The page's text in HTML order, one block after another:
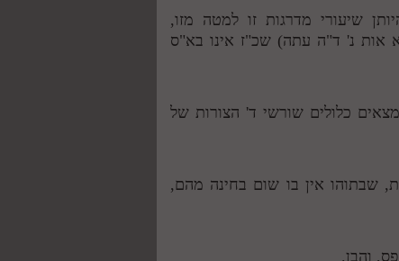
שיעורי מדרגות זו למטה מזו,
אות נ' ד"ה עתה) שכ"ז אינו בא"ס
כלולים שורשי ד' הצורות של
שבתוהו אין בו שום בחינה מהם,
והבן.